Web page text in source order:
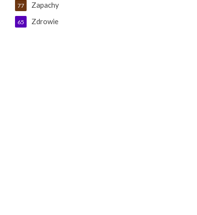
Zapachy
77
Zdrowie
65